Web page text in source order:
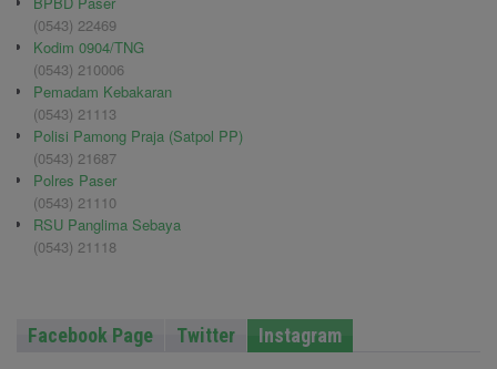
(0543) 22469
Kodim 0904/TNG
(0543) 210006
Pemadam Kebakaran
(0543) 21113
Polisi Pamong Praja (Satpol PP)
(0543) 21687
Polres Paser
(0543) 21110
RSU Panglima Sebaya
(0543) 21118
Facebook Page Twitter Instagram